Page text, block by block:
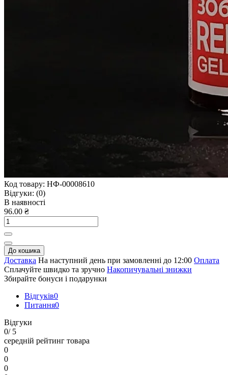
Код товару: НФ-00008610
Відгуки: (0)
В наявності
96.00 ₴
До кошика
Доставка На наступний день при замовленні до 12:00 Оплата
Сплачуйте швидко та зручно Накопичувальні знижки
Збирайте бонуси і подарунки
Відгуків0
Питання0
Відгуки
0/ 5
середній рейтинг товара
0
0
0